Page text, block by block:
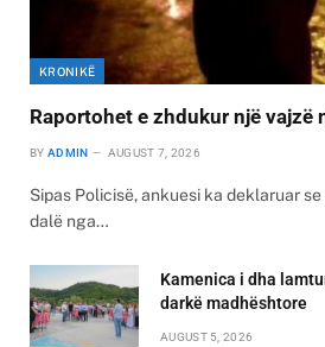
KRONIKË
Raportohet e zhdukur një vajzë
BY ADMIN AUGUST 7, 2026
Sipas Policisë, ankuesi ka deklaruar
dalë nga…
Kamenica i dha
darkë madhështore
AUGUST 5, 2026